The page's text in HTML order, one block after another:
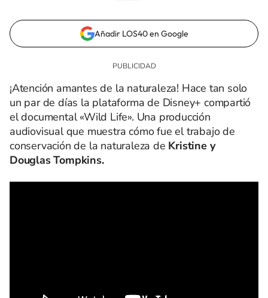
Añadir LOS40 en Google
¡Atención amantes de la naturaleza! Hace tan solo
un par de días la plataforma de Disney+ compartió
el documental «Wild Life». Una producción
audiovisual que muestra cómo fue el trabajo de
conservación de la naturaleza de Kristine y
Douglas Tompkins.